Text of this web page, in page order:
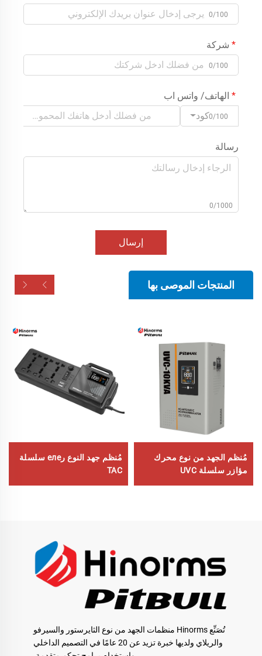
0/100
شركة
0/100
الهاتف/ واتس اب
كود0/100
رسالة
0/1000
إرسال
المنتجات الموصى بها
مُنظم الجهد من نوع محرك
مؤازر سلسلة UVC
مُنظم جهد النوع رеле سلسلة
TAC
تُصَنِّع Hinorms منظمات الجهد من نوع الثايرستور والسيرفو
والريلاي ولديها خبرة تزيد عن 20 عامًا في التصميم الداخلي